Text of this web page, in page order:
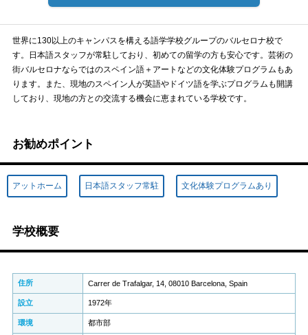
世界に130以上のキャンパスを構える語学学校グループのバルセロナ校で
す。日本語スタッフが常駐しており、初めての留学の方も安心です。芸術の
街バルセロナならではのスペイン語＋アートなどの文化体験プログラムもあ
ります。また、現地のスペイン人が英語やドイツ語を学ぶプログラムも開講
しており、現地の方との交流する機会に恵まれている学校です。
お勧めポイント
アットホーム 日本語スタッフ常駐 文化体験プログラムあり
学校概要
住所 Carrer de Trafalgar, 14, 08010 Barcelona, Spain
設立 1972年
環境 都市部